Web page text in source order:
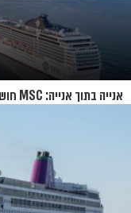
אנייה בתוך אנייה: MSC חושפת את מהפכת הפאר החדשה בדרך לאלסקה